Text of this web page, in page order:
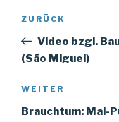
Beitrags-
Vorheriger
Beitrag
ZURÜCK
Video bzgl.
(São Miguel)
Nächster
Beitrag
WEITER
Brauchtum: Mai-